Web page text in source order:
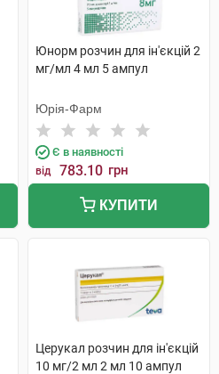
Юнорм розчин для ін'єкцій 2
мг/мл 4 мл 5 ампул
Юрія-Фарм
Є в наявності
від 783.10 грн
КУПИТИ
Церукал розчин для ін'єкцій
10 мг/2 мл 2 мл 10 ампул